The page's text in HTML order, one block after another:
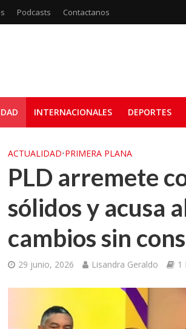
Podcasts Contactanos
INTERNACIONALES DEPORTES
ACTUALIDAD•PRIMERA PLANA
PLD arremete
sólidos y acusa
cambios sin
29 junio, 2026 Lisandra Geraldo 1